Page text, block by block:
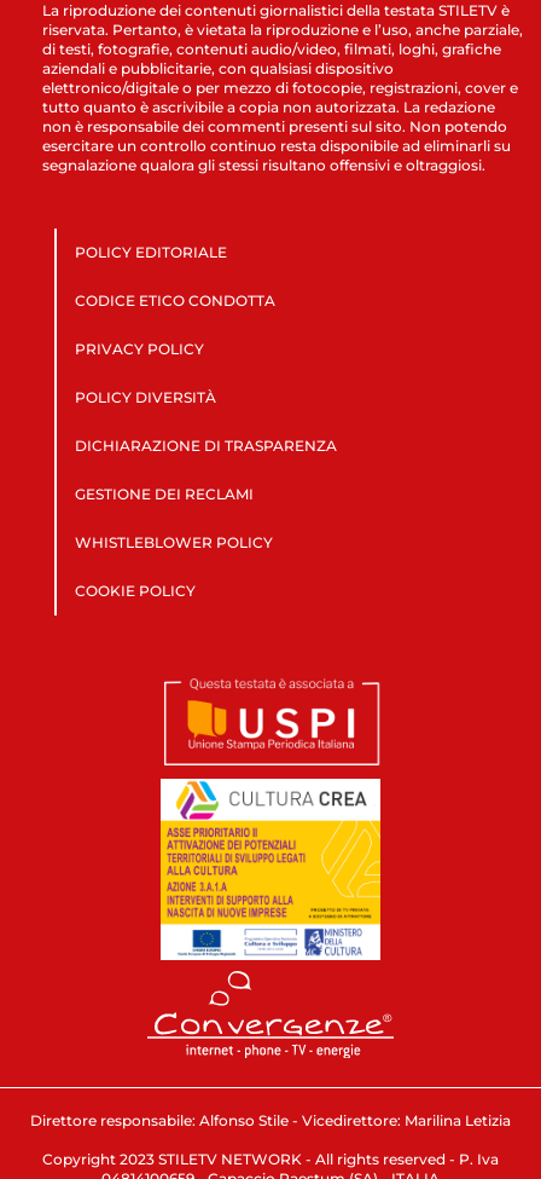
La riproduzione dei contenuti giornalistici della testata STILETV è
riservata. Pertanto, è vietata la riproduzione e l’uso, anche parziale,
di testi, fotografie, contenuti audio/video, filmati, loghi, grafiche
aziendali e pubblicitarie, con qualsiasi dispositivo
elettronico/digitale o per mezzo di fotocopie, registrazioni, cover e
tutto quanto è ascrivibile a copia non autorizzata. La redazione
non è responsabile dei commenti presenti sul sito. Non potendo
esercitare un controllo continuo resta disponibile ad eliminarli su
segnalazione qualora gli stessi risultano offensivi e oltraggiosi.
POLICY EDITORIALE
CODICE ETICO CONDOTTA
PRIVACY POLICY
POLICY DIVERSITÀ
DICHIARAZIONE DI TRASPARENZA
GESTIONE DEI RECLAMI
WHISTLEBLOWER POLICY
COOKIE POLICY
Direttore responsabile: Alfonso Stile - Vicedirettore: Marilina Letizia
Copyright 2023 STILETV NETWORK - All rights reserved - P. Iva